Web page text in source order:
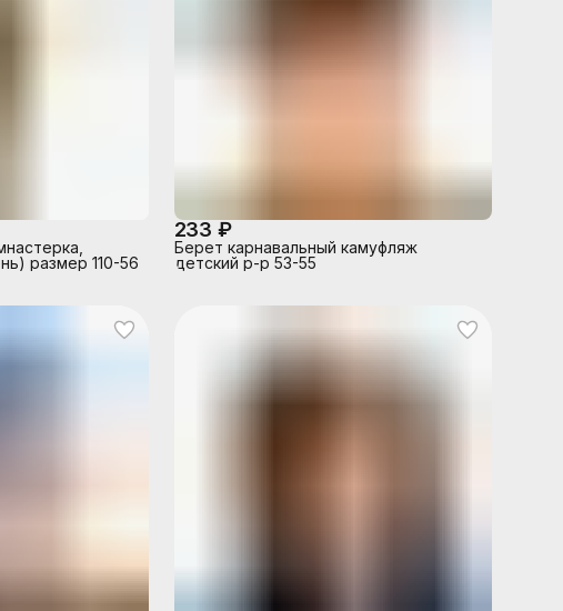
размер 110-56
233 ₽
Берет карнавальный камуфляж
детский р-р 53-55